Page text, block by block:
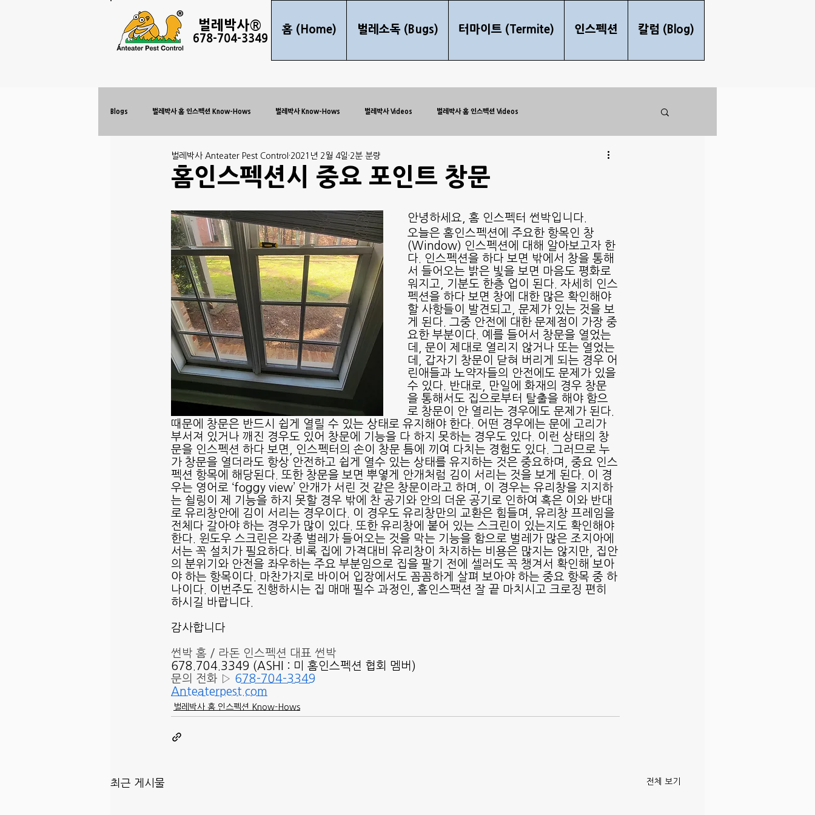
벌레 박사®
678-704-3349
홈 (Home) 벌레소독 (Bugs) 터마이트 (Termite) 인스펙션 칼럼 (Blog)
Blogs 벌레박사 홈 인스펙션 Know-Hows 벌레박사 Know-Hows 벌레박사 Videos 벌레박사 홈 인스펙션 Videos
홈인스펙션시 중요 포인트 창문
벌레박사 Anteater Pest Control 2021년 2월 4일 2분 분량
안녕하세요, 홈 인스펙터 썬박입니다.
오늘은 홈인스펙션에 주요한 항목인 창
(Window) 인스펙션에 대해 알아보고자 한
다. 인스펙션을 하다 보면 밖에서 창을 통해
서 들어오는 밝은 빛을 보면 마음도 평화로
워지고, 기분도 한층 업이 된다. 자세히 인스
펙션을 하다 보면 창에 대한 많은 확인해야
할 사항들이 발견되고, 문제가 있는 것을 보
게 된다. 그중 안전에 대한 문제점이 가장 중
요한 부분이다. 예를 들어서 창문을 열었는
데, 문이 제대로 열리지 않거나 또는 열었는
데, 갑자기 창문이 닫혀 버리게 되는 경우 어
린애들과 노약자들의 안전에도 문제가 있을
수 있다. 반대로, 만일에 화재의 경우 창문
을 통해서도 집으로부터 탈출을 해야 함으
로 창문이 안 열리는 경우에도 문제가 된다.
때문에 창문은 반드시 쉽게 열릴 수 있는 상태로 유지해야 한다. 어떤 경우에는 문에 고리가
부서져 있거나 깨진 경우도 있어 창문에 기능을 다 하지 못하는 경우도 있다. 이런 상태의 창
문을 인스펙션 하다 보면, 인스펙터의 손이 창문 틈에 끼여 다치는 경험도 있다. 그러므로 누
가 창문을 열더라도 항상 안전하고 쉽게 열수 있는 상태를 유지하는 것은 중요하며, 중요 인스
펙션 항목에 해당된다. 또한 창문을 보면 뿌옇게 안개처럼 김이 서리는 것을 보게 된다. 이 경
우는 영어로 ‘foggy view’ 안개가 서린 것 같은 창문이라고 하며, 이 경우는 유리창을 지지하
는 쉴링이 제 기능을 하지 못할 경우 밖에 찬 공기와 안의 더운 공기로 인하여 혹은 이와 반대
로 유리창안에 김이 서리는 경우이다. 이 경우도 유리창만의 교환은 힘들며, 유리창 프레임을
전체다 갈아야 하는 경우가 많이 있다. 또한 유리창에 붙어 있는 스크린이 있는지도 확인해야
한다. 윈도우 스크린은 각종 벌레가 들어오는 것을 막는 기능을 함으로 벌레가 많은 조지아에
서는 꼭 설치가 필요하다. 비록 집에 가격대비 유리창이 차지하는 비용은 많지는 않지만, 집안
의 분위기와 안전을 좌우하는 주요 부분임으로 집을 팔기 전에 셀러도 꼭 챙겨서 확인해 보아
야 하는 항목이다. 마찬가지로 바이어 입장에서도 꼼꼼하게 살펴 보아야 하는 중요 항목 중 하
나이다. 이번주도 진행하시는 집 매매 필수 과정인, 홈인스팩션 잘 끝 마치시고 크로징 편히
하시길 바랍니다.
감사합니다
썬박 홈 / 라돈 인스펙션 대표 썬박
678.704.3349 (ASHI : 미 홈인스펙션 협회 멤버)
문의 전화 ▷ 678-704-3349
Anteaterpest.com
벌레박사 홈 인스펙션 Know-Hows
최근 게시물 전체 보기